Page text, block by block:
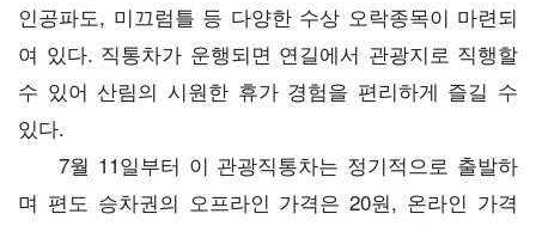
프로그램
TV 라지오
인공파도, 미끄럼틀 등 다양한 수상 오락종목이 마련되
여 있다. 직통차가 운행되면 연길에서 관광지로 직행할
수 있어 산림의 시원한 휴가 경험을 편리하게 즐길 수
있다.
7월 11일부터 이 관광직통차는 정기적으로 출발하
며 편도 승차권의 오프라인 가격은 20원, 온라인 가격